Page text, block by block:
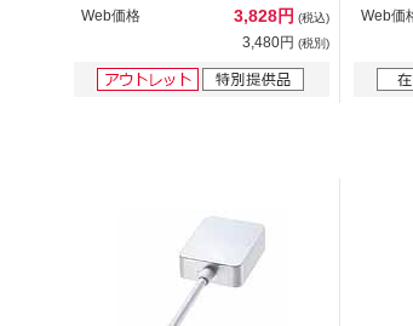
Web価格 3,828円 (税込)
3,480円 (税別)
Web価